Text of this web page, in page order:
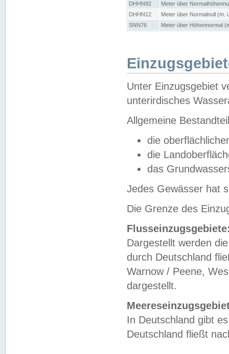
DHHN92
Meter über
DHHN12
Meter über Normalnull (m.
SNN76
Meter über Höhennormal
Unter Einzugsgebiet
unterirdisches
Allgemeine
die
die
das
Jedes Gewässer hat
Die Grenze des
Dargestellt werden
durch Deutschland
Warnow / Peene,
dargestellt.
In Deutschland gibt
Deutschland fließt